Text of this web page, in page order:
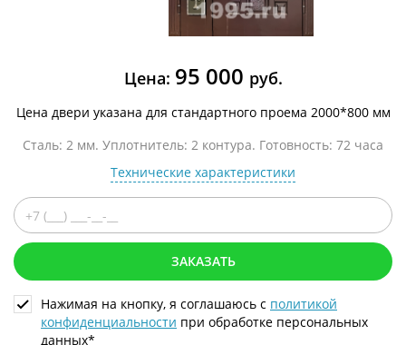
Цена: 95 000 руб.
Цена двери указана для стандартного проема 2000*800 мм
Сталь: 2 мм. Уплотнитель: 2 контура. Готовность: 72 часа
Технические характеристики
ЗАКАЗАТЬ
Нажимая на кнопку, я соглашаюсь с политикой
конфиденциальности при обработке персональных
данных*